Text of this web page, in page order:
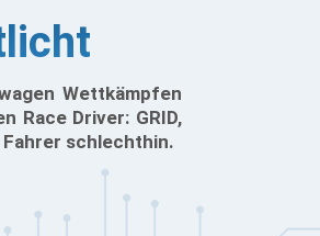
Wettkämpfen
Race Driver: GRID,
schlechthin.